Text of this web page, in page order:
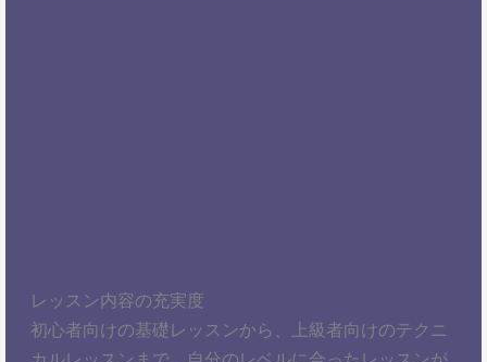
レッスン内容の充実度
初心者向けの基礎レッスンから、上級者向けのテクニ